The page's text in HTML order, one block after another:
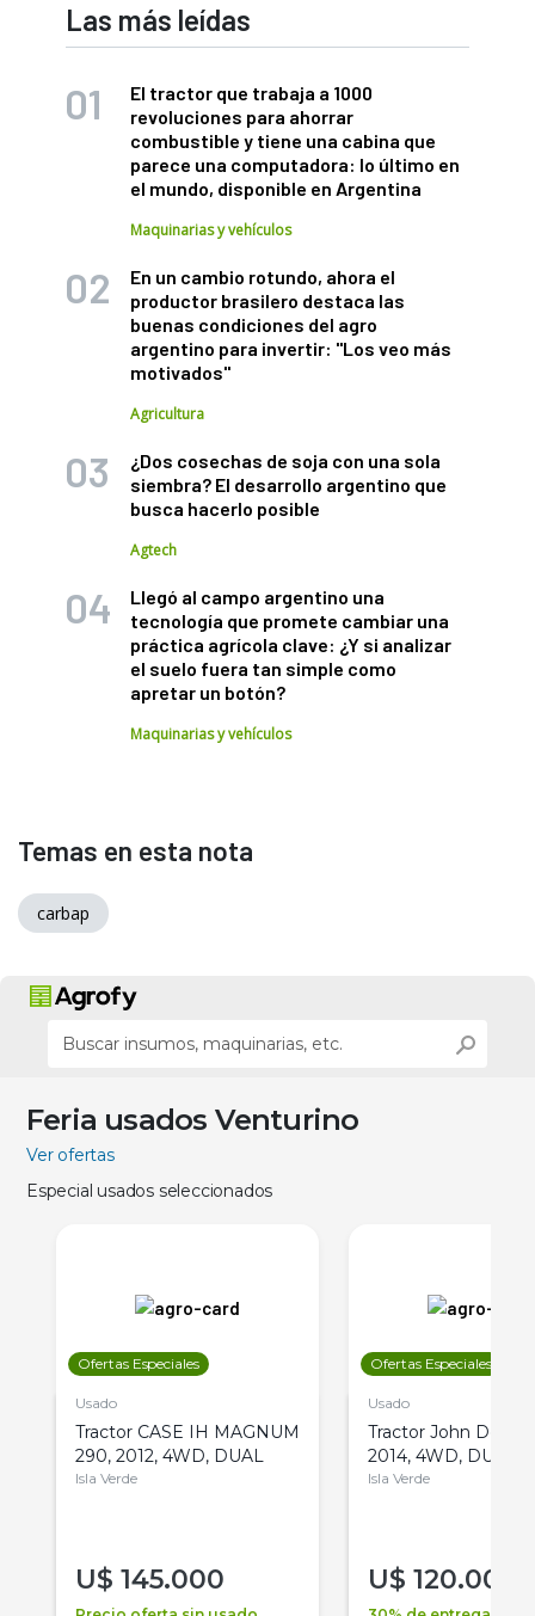
Las más leídas
El tractor que trabaja a 1000
revoluciones para ahorrar
combustible y tiene una cabina que
parece una computadora: lo último en
el mundo, disponible en Argentina
Maquinarias y vehículos
En un cambio rotundo, ahora el
productor brasilero destaca las
buenas condiciones del agro
argentino para invertir: "Los veo más
motivados"
Agricultura
¿Dos cosechas de soja con una sola
siembra? El desarrollo argentino que
busca hacerlo posible
Agtech
Llegó al campo argentino una
tecnología que promete cambiar una
práctica agrícola clave: ¿Y si analizar
el suelo fuera tan simple como
apretar un botón?
Maquinarias y vehículos
Temas en esta nota
carbap
Feria usados Venturino
Ver ofertas
Especial usados seleccionados
Ofertas Especiales
Usado
Tractor CASE IH MAGNUM
290, 2012, 4WD, DUAL
Isla Verde
U$ 145.000
Ofertas Especiales
Usado
Tractor John Deere
2014, 4WD, DUAL
Isla Verde
U$ 120.000